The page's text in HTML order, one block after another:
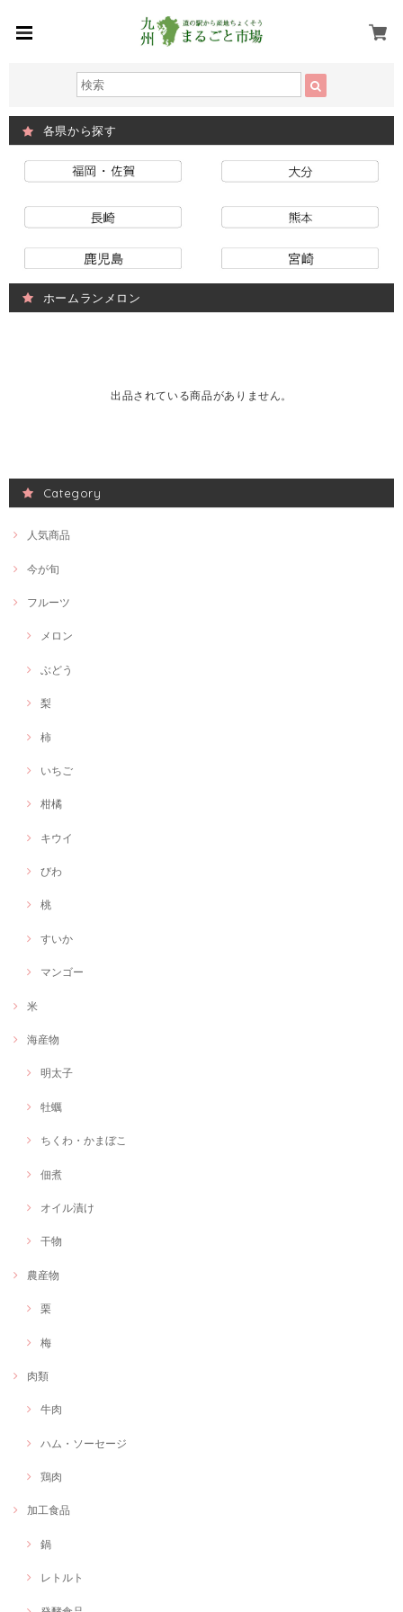
各県から探す
ホームランメロン
出品されている商品がありません。
Category
人気商品
今が旬
フルーツ
メロン
ぶどう
梨
柿
いちご
柑橘
キウイ
びわ
桃
すいか
マンゴー
米
海産物
明太子
牡蠣
ちくわ・かまぼこ
佃煮
オイル漬け
干物
農産物
栗
梅
肉類
牛肉
ハム・ソーセージ
鶏肉
加工食品
鍋
レトルト